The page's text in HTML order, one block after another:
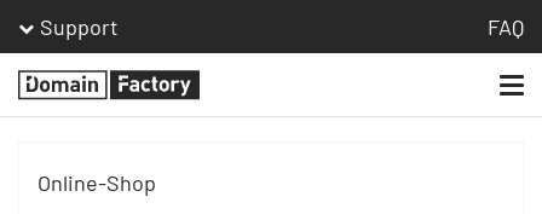
Support FAQ
Homepage
Online-Shop